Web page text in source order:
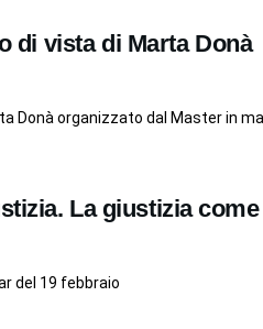
di vista di Marta Donà
Donà organizzato dal Master in
La giustizia
del 19 febbraio